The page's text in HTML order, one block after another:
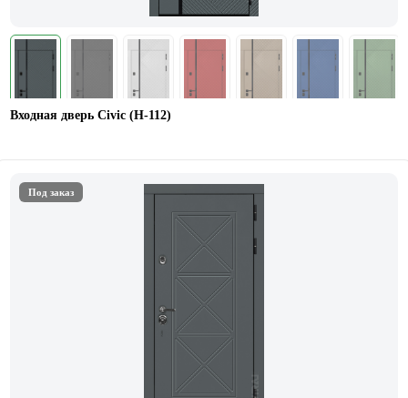
Входная дверь Civic (Н-112)
Под заказ